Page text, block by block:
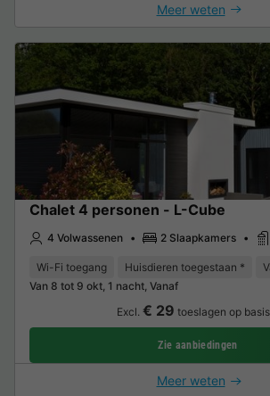
Meer weten
Chalet 4 personen - L-Cube
4 Volwassenen 2 Slaapkamers
Wi-Fi toegang Huisdieren toegestaan *
Van 8 tot 9 okt, 1 nacht, Vanaf
Excl. € 29 toeslagen op
Zie aanbiedingen
Meer weten